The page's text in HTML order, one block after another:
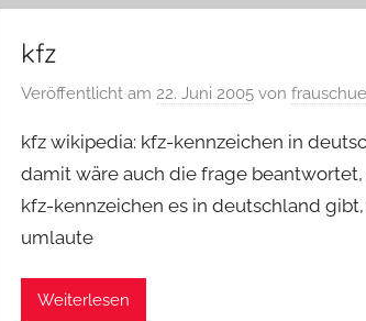
kfz
Veröffentlicht am22. Juni 2005 von
kfz wikipedia: kfz-kennzeichen in
damit wäre auch die frage
kfz-kennzeichen es in deutschland
umlaute
Weiterlesen